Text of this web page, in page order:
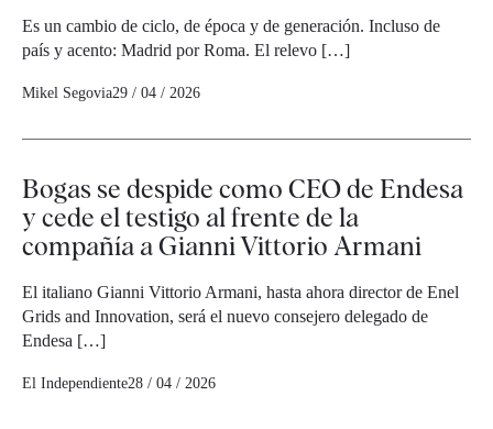
Es un cambio de ciclo, de época y de generación. Incluso de
país y acento: Madrid por Roma. El relevo […]
Mikel Segovia29 / 04 / 2026
Bogas se despide como CEO de Endesa
y cede el testigo al frente de la
compañía a Gianni Vittorio Armani
El italiano Gianni Vittorio Armani, hasta ahora director de Enel
Grids and Innovation, será el nuevo consejero delegado de
Endesa […]
El Independiente28 / 04 / 2026